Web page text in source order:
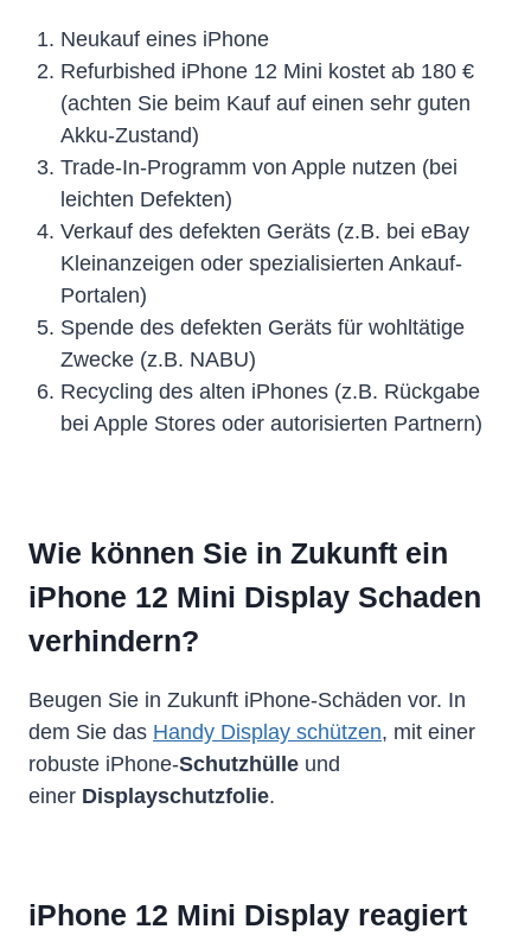
Neukauf eines iPhone
Refurbished iPhone 12 Mini kostet ab 180 €
(achten Sie beim Kauf auf einen sehr guten
Akku-Zustand)
Trade-In-Programm von Apple nutzen (bei
leichten Defekten)
Verkauf des defekten Geräts (z.B. bei eBay
Kleinanzeigen oder spezialisierten Ankauf-
Portalen)
Spende des defekten Geräts für wohltätige
Zwecke (z.B. NABU)
Recycling des alten iPhones (z.B. Rückgabe
bei Apple Stores oder autorisierten Partnern)
Wie können Sie in Zukunft ein
iPhone 12 Mini Display Schaden
verhindern?
Beugen Sie in Zukunft iPhone-Schäden vor. In
dem Sie das Handy Display schützen, mit einer
robuste iPhone-Schutzhülle und
einer Displayschutzfolie.
iPhone 12 Mini Display reagiert